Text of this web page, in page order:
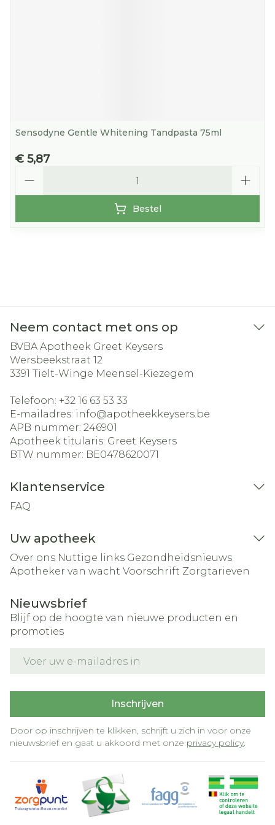
Sensodyne Gentle Whitening Tandpasta 75ml
€ 5,87
Bestel
Neem contact met ons op
BVBA Apotheek Greet Keysers
Wersbeekstraat 12
3391 Tielt-Winge Meensel-Kiezegem
Telefoon: +32 16 63 53 33
E-mailadres: info@apotheekkeysers.be
APB nummer: 246901
Apotheek titularis: Greet Keysers
BTW nummer: BE0478620071
Klantenservice
FAQ
Uw apotheek
Over ons Nuttige links Gezondheidsnieuws
Apotheker van wacht Voorschrift Zorgtarieven
Nieuwsbrief
Blijf op de hoogte van nieuwe producten en
promoties
Inschrijven
Door op inschrijven te klikken, schrijft u zich in voor onze
nieuwsbrief en gaat u akkoord met onze privacy policy.